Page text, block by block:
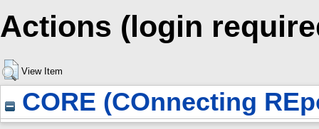
Actions (login
View Item
CORE (COnnecting